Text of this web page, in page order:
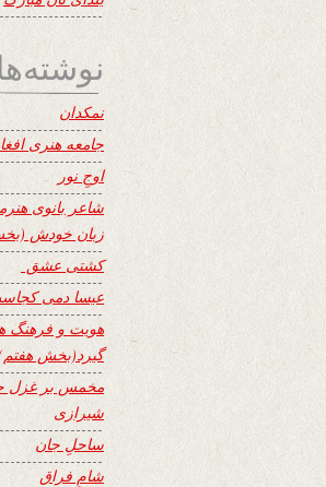
نمکدان
جامعه هنری
اوجِ نور
شاعر بانوی
زبان خودش
کشتی عشق
عیسا دمی
هویت و فرهنگ
گیرد(بخش
مخمس بر غزل
شیرازی
ساحلِ جان
شامِ فراق